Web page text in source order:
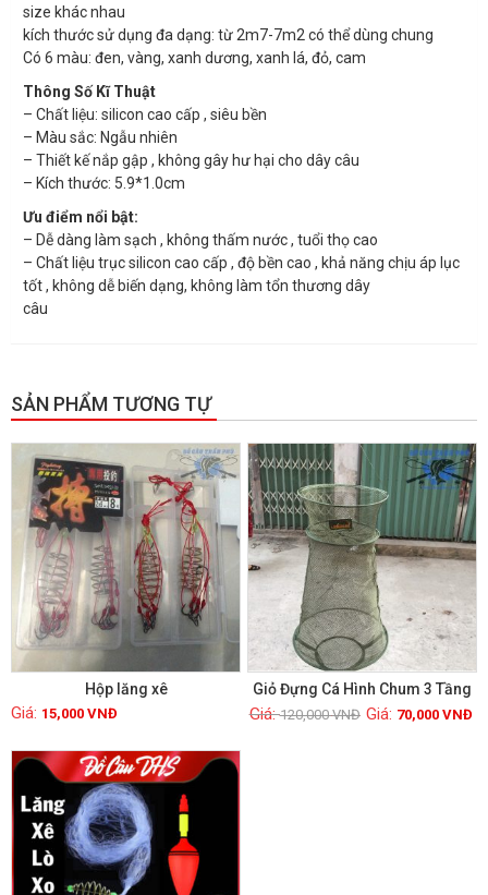
size khác nhau
kích thước sử dụng đa dạng: từ 2m7-7m2 có thể dùng chung
Có 6 màu: đen, vàng, xanh dương, xanh lá, đỏ, cam
Thông Số Kĩ Thuật
– Chất liệu: silicon cao cấp , siêu bền
– Màu sắc: Ngẫu nhiên
– Thiết kế nắp gập , không gây hư hại cho dây câu
– Kích thước: 5.9*1.0cm
Ưu điểm nổi bật:
– Dễ dàng làm sạch , không thấm nước , tuổi thọ cao
– Chất liệu trục silicon cao cấp , độ bền cao , khả năng chịu áp lục
tốt , không dễ biến dạng, không làm tổn thương dây
câu
SẢN PHẨM TƯƠNG TỰ
Xem chi tiết
Hộp lăng xê
15,000 VNĐ
GIẢM GIÁ!
Giỏ Đựng Cá Hình Chum 3 Tầng
120,000VNĐ 70,000VNĐ
GIẢM GIÁ!